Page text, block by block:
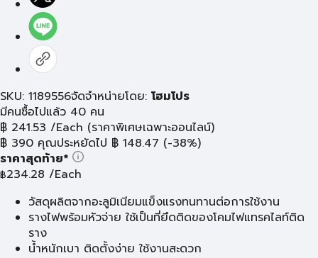
SKU: 1189556จัดจำหน่ายโดย: โฮมโปร
มีคนซื้อไปแล้ว 40 คน
฿ 241.53 /Each (ราคาพิเศษเฉพาะออนไลน์)
฿ 390 คุณประหยัดไป ฿ 148.47 (-38%)
ราคาสุดท้าย*
฿234.28 /Each
วัสดุผลิตจากอะลูมิเนียมแข็งแรงทนทานต่อการใช้งาน
รางไฟพร้อมหัวจ่าย ใช้เป็นที่ยึดติดของโคมไฟแทรคไลท์ติด
ราง
น้ำหนักเบา ติดตั้งง่าย ใช้งานสะดวก